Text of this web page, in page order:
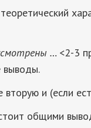
… <2-3
выводы.
и (если
общими